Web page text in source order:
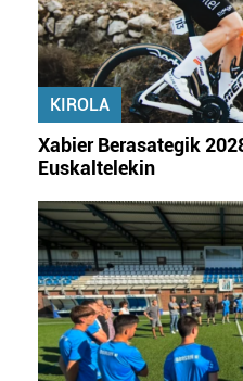
KIROLA
Xabier Berasategik
Euskaltelekin